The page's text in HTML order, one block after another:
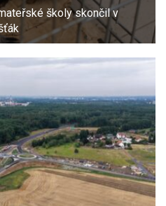
školy skončil v